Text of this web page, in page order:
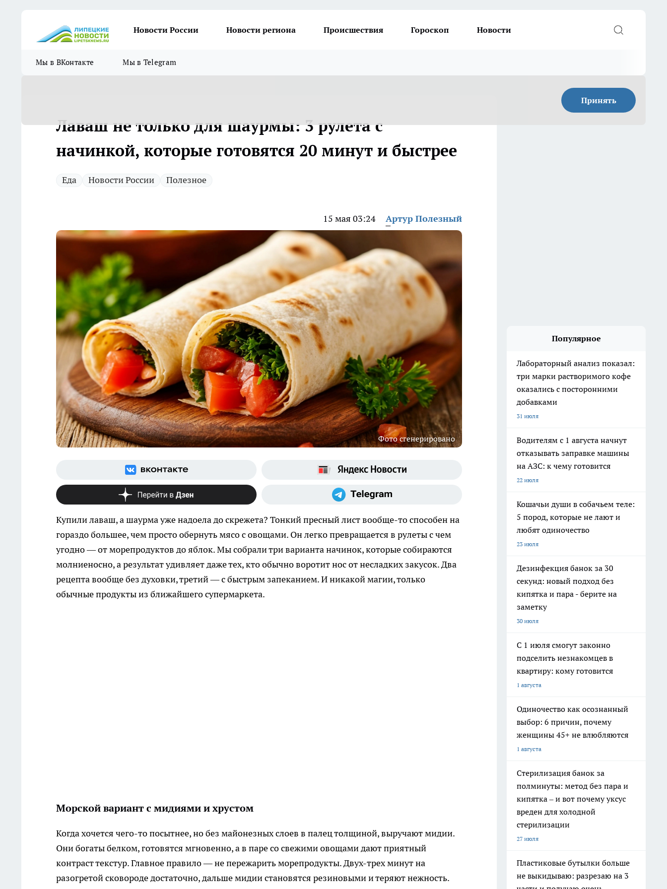
Новости России Новости региона Происшествия Гороскоп Новости
Мы в ВКонтакте Мы в Telegram
Принять
Лаваш не только для шаурмы: 3 рулета с
начинкой, которые готовятся 20 минут и быстрее
Еда Новости России Полезное
15 мая 03:24 Артур Полезный
Фото сгенерировано
Купили лаваш, а шаурма уже надоела до скрежета? Тонкий пресный лист вообще-то способен на
гораздо большее, чем просто обернуть мясо с овощами. Он легко превращается в рулеты с чем
угодно — от морепродуктов до яблок. Мы собрали три варианта начинок, которые собираются
молниеносно, а результат удивляет даже тех, кто обычно воротит нос от несладких закусок. Два
рецепта вообще без духовки, третий — с быстрым запеканием. И никакой магии, только
обычные продукты из ближайшего супермаркета.
Морской вариант с мидиями и хрустом
Когда хочется чего-то посытнее, но без майонезных слоев в палец толщиной, выручают мидии.
Они богаты белком, готовятся мгновенно, а в паре со свежими овощами дают приятный
контраст текстур. Главное правило — не пережарить морепродукты. Двух-трех минут на
разогретой сковороде достаточно, дальше мидии становятся резиновыми и теряют нежность.
Популярное
Лабораторный анализ показал:
три марки растворимого кофе
оказались с посторонними
добавками
31 июля
Водителям с 1 августа начнут
отказывать заправке машины
на АЗС: к чему готовится
22 июля
Кошачьи души в собачьем теле:
5 пород, которые не лают и
любят одиночество
23 июля
Дезинфекция банок за 30
секунд: новый подход без
кипятка и пара - берите на
заметку
30 июля
С 1 июля смогут законно
подселить незнакомцев в
квартиру: кому готовится
1 августа
Одиночество как осознанный
выбор: 6 причин, почему
женщины 45+ не влюбляются
1 августа
Стерилизация банок за
полминуты: метод без пара и
кипятка – и вот почему уксус
вреден для холодной
стерилизации
27 июля
Пластиковые бутылки больше
не выкидываю: разрезаю на 3